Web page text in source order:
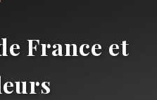
France et